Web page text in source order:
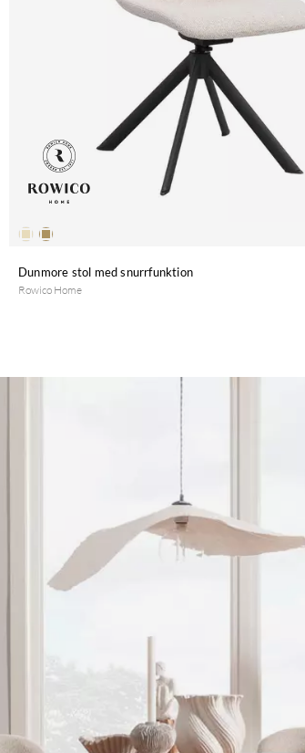
Dunmore stol med snurrfunktion
Rowico Home